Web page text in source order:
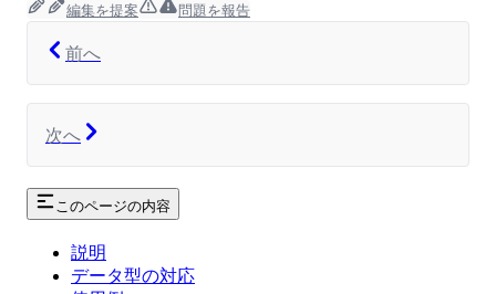
編集を提案 問題を報告
前へ
次へ
このページの内容
説明
データ型の対応